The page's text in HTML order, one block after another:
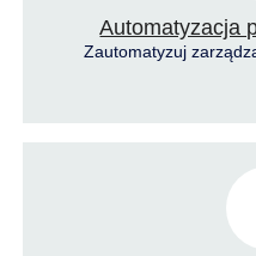
Automatyzacja
Zautomatyzuj